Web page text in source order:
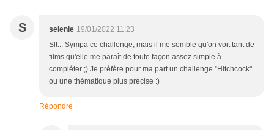
S selenie 19/01/2022 11:23
Slt... Sympa ce challenge, mais il me semble qu'on voit tant de
films qu'elle me paraît de toute façon assez simple à
compléter ;) Je préfère pour ma part un challenge "Hitchcock"
ou une thématique plus précise :)
Répondre